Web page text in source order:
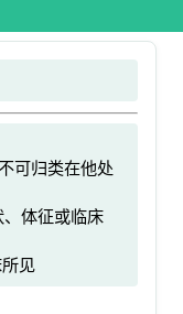
可归类在他处
体征或临床
见